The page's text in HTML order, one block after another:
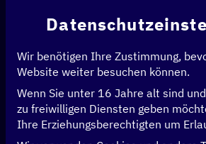
Startseite > Events > Ghana Digital Innovation
06.11. bis 08.11.2023
Wir benötigen Ihre Zustimmung,
Website weiter besuchen können.
Wenn Sie unter 16 Jahre alt sind
zu freiwilligen Diensten geben
Ihre Erziehungsberechtigten um